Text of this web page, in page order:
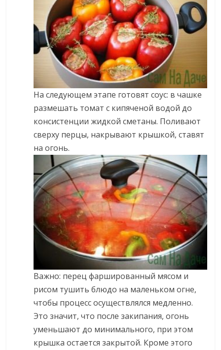
На следующем этапе готовят соус: в чашке
размешать томат с кипяченой водой до
консистенции жидкой сметаны. Поливают
сверху перцы, накрывают крышкой, ставят
на огонь.
Важно: перец фаршированный мясом и
рисом тушить блюдо на маленьком огне,
чтобы процесс осуществлялся медленно.
Это значит, что после закипания, огонь
уменьшают до минимального, при этом
крышка остается закрытой. Кроме этого